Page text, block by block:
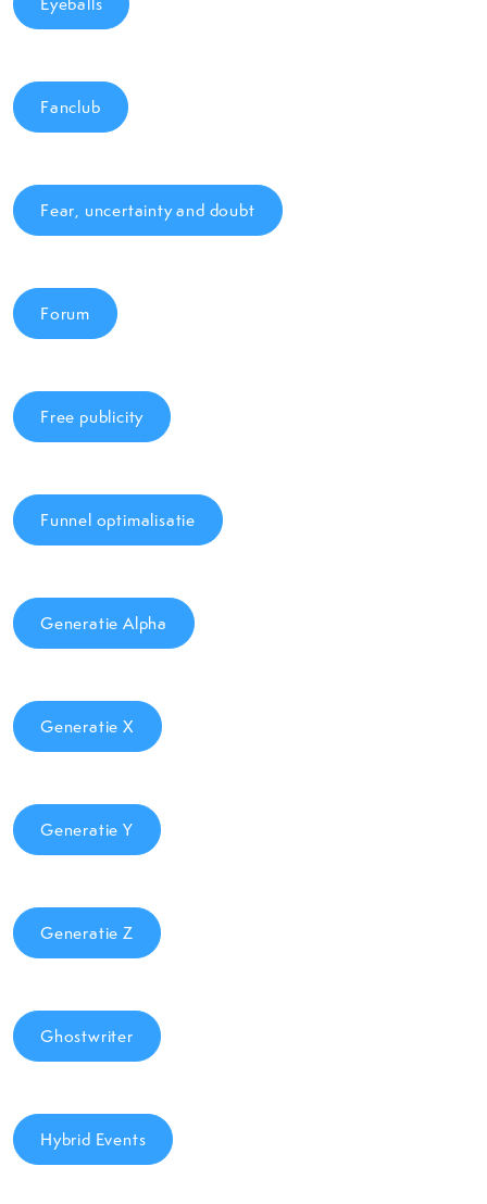
Fanclub
Fear, uncertainty and doubt
Forum
Free publicity
Funnel optimalisatie
Generatie Alpha
Generatie X
Generatie Y
Generatie Z
Ghostwriter
Hybrid Events